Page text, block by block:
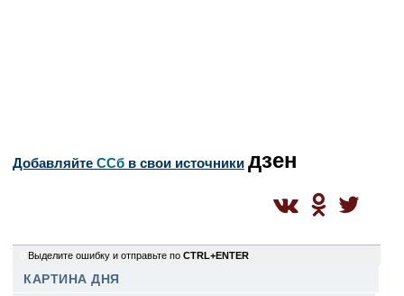
Добавляйте CСб в свои источники дзен
Выделите ошибку и отправьте по CTRL+ENTER
КАРТИНА ДНЯ